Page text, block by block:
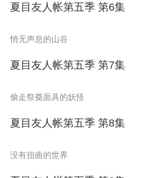
夏目友人帐第五季 第6集
悄无声息的山谷
夏目友人帐第五季 第7集
偷走祭奠面具的妖怪
夏目友人帐第五季 第8集
没有扭曲的世界